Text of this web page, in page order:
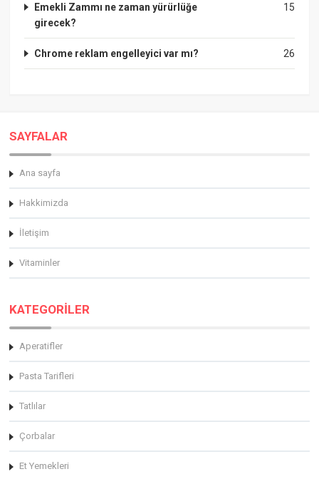
15
Emekli Zammı ne zaman yürürlüğe
girecek?
26
Chrome reklam engelleyici var mı?
SAYFALAR
Ana sayfa
Hakkimizda
İletişim
Vitaminler
KATEGORİLER
Aperatifler
Pasta Tarifleri
Tatlılar
Çorbalar
Et Yemekleri